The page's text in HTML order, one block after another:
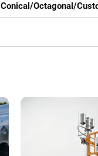
Conical/Octagonal/